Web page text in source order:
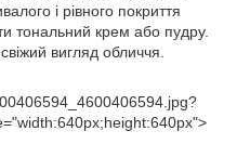
і рівного покриття
тональний крем або пудру.
вигляд обличчя.